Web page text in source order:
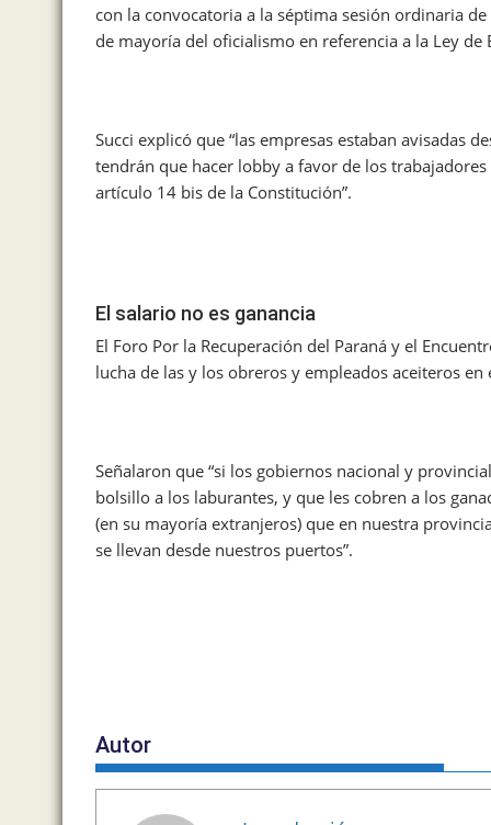
con la convocatoria a la séptima sesión ordinaria
de mayoría del oficialismo en referencia a la Ley de
Succi explicó que “las empresas estaban avisadas
tendrán que hacer lobby a favor de los
artículo 14 bis de la Constitución”.
El salario no es ganancia
El Foro Por la Recuperación del Paraná y el
lucha de las y los obreros y empleados aceiteros
Señalaron que “si los gobiernos nacional y
bolsillo a los laburantes, y que les cobren a los
(en su mayoría extranjeros) que en nuestra
se llevan desde nuestros puertos”.
Autor